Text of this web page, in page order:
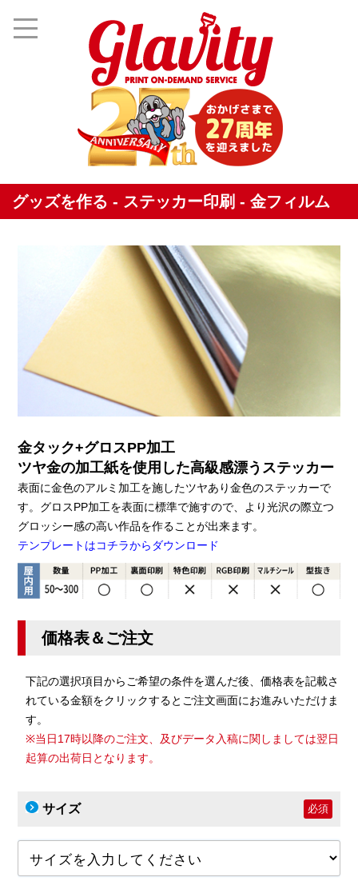
グッズを作る - ステッカー印刷 - 金フィルム
金タック+グロスPP加工
ツヤ金の加工紙を使用した高級感漂うステッカー
表面に金色のアルミ加工を施したツヤあり金色のステッカーで
す。グロスPP加工を表面に標準で施すので、より光沢の際立つ
グロッシー感の高い作品を作ることが出来ます。
テンプレートはコチラからダウンロード
価格表＆ご注文
下記の選択項目からご希望の条件を選んだ後、価格表を記載さ
れている金額をクリックするとご注文画面にお進みいただけま
す。
※当日17時以降のご注文、及びデータ入稿に関しましては翌日
起算の出荷日となります。
サイズ 必須